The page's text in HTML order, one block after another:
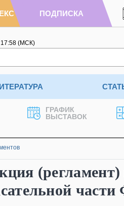
ПОДПИСКА
17:58 (МСК)
ГРАФИК
ВЫСТАВОК